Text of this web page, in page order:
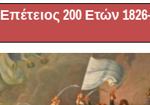
Επέτειος 200 Ετών